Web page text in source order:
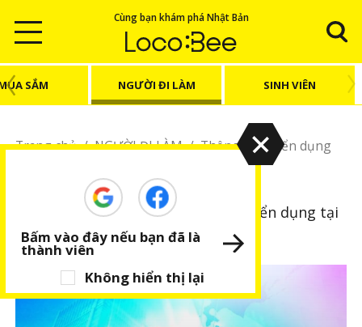
Cùng bạn khám phá Nhật Bản
SẮM NGƯỜI ĐI LÀM SINH VIÊN
Trang chủ/NGƯỜI ĐI LÀM/Thông tin tuyển dụng
Thông tin tuyển dụng
Giới thiệu việc làm và thông tin tuyển dụng tại
Nhật Bản
Không hiển thị lại
Bấm vào đây nếu bạn đã là
thành viên